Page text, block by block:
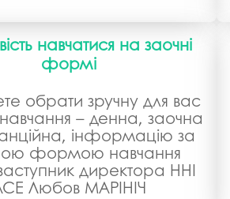
навчатися на заочні
формі
обрати зручну для вас
– денна, заочна
інформацію за
формою навчання
директора ННІ
Любов МАРІНІЧ